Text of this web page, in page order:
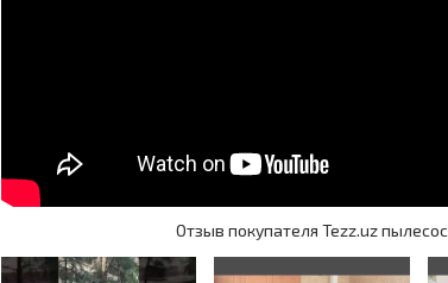
Отзыв покупателя Tezz.uz пылесос